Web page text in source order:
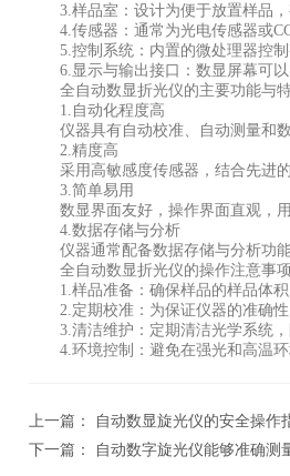
3.样品室：设计为便于放置样品，
4.传感器：通常为光电传感器或
5.控制系统：内置的微处理器控制
6.显示与输出接口：数显屏幕可以
全自动数显折光仪的主要功能与特
1.自动化程度高
仪器具有自动校准、自动测量和数
2.精度高
采用高敏感度传感器，结合先进的
3.简单易用
数显界面友好，操作界面直观，用
4.数据存储与分析
仪器通常配备数据存储与分析功能
全自动数显折光仪的操作注意事项
1.样品准备：确保样品的样品体积
2.定期校准：为保证仪器的准确性
3.清洁维护：定期清洁光学系统，
4.环境控制：避免在强光和高温环
上一篇：
自动数显旋光仪的安全操作
下一篇：
自动数字旋光仪能够准确测